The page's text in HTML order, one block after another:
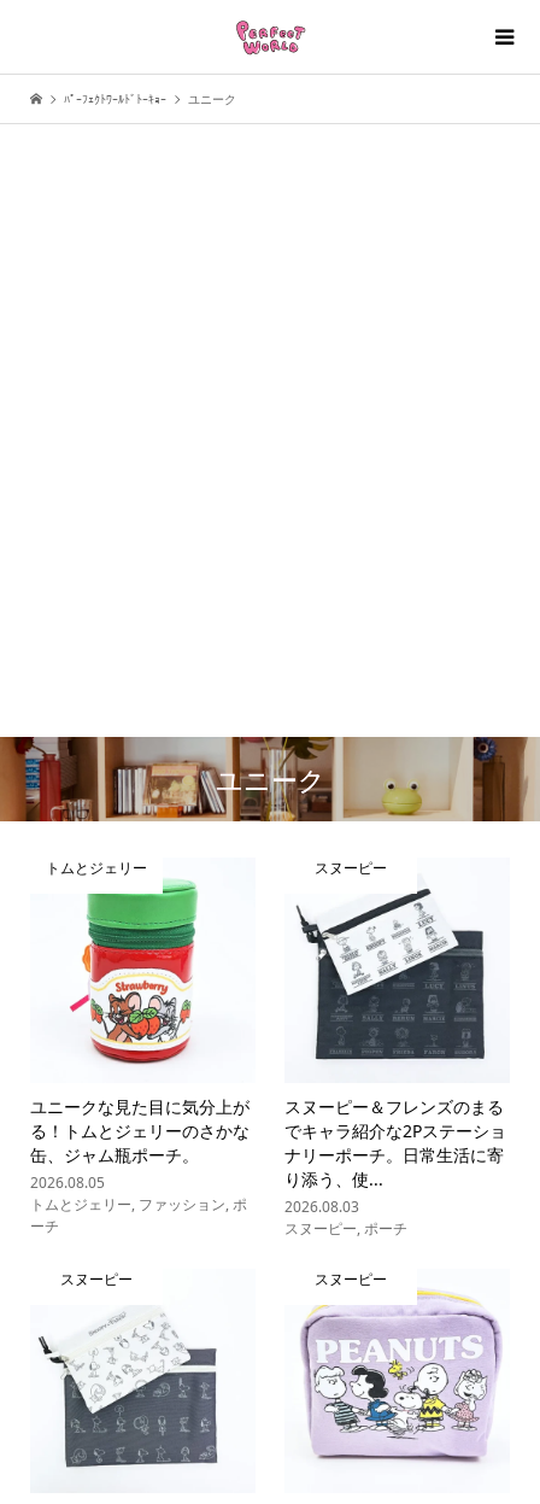
ﾊﾟｰﾌｪｸﾄﾜｰﾙﾄﾞﾄｰｷｮｰ ユニーク
ユニーク
トムとジェリー
ユニークな見た目に気分上が
る！トムとジェリーのさかな
缶、ジャム瓶ポーチ。
2026.08.05
トムとジェリー, ファッション,ポ
ーチ
スヌーピー
スヌーピー＆フレンズのまる
でキャラ紹介な2Pステーショ
ナリーポーチ。日常生活に寄
り添う、使...
2026.08.03
スヌーピー,ポーチ
スヌーピー スヌーピー